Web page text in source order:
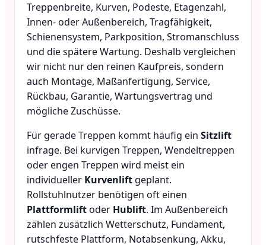
Treppenbreite, Kurven, Podeste, Etagenzahl,
Innen- oder Außenbereich, Tragfähigkeit,
Schienensystem, Parkposition, Stromanschluss
und die spätere Wartung. Deshalb vergleichen
wir nicht nur den reinen Kaufpreis, sondern
auch Montage, Maßanfertigung, Service,
Rückbau, Garantie, Wartungsvertrag und
mögliche Zuschüsse.
Für gerade Treppen kommt häufig ein Sitzlift
infrage. Bei kurvigen Treppen, Wendeltreppen
oder engen Treppen wird meist ein
individueller Kurvenlift geplant.
Rollstuhlnutzer benötigen oft einen
Plattformliftoder Hublift. Im Außenbereich
zählen zusätzlich Wetterschutz, Fundament,
rutschfeste Plattform, Notabsenkung, Akku,